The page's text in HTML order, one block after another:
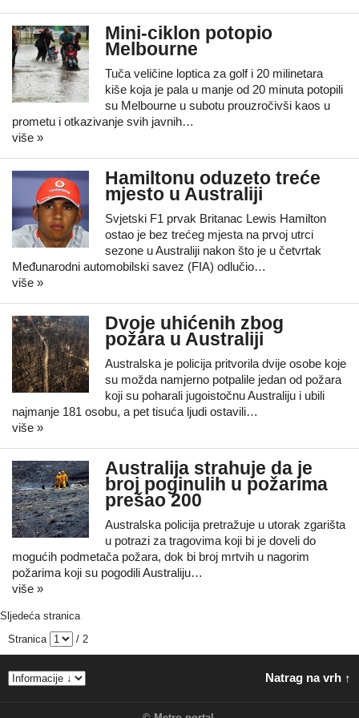
Mini-ciklon potopio
Melbourne
Tuča veličine loptica za golf i 20 milinetara
kiše koja je pala u manje od 20 minuta potopili
su Melbourne u subotu prouzročivši kaos u
prometu i otkazivanje svih javnih…
više »
Hamiltonu oduzeto treće
mjesto u Australiji
Svjetski F1 prvak Britanac Lewis Hamilton
ostao je bez trećeg mjesta na prvoj utrci
sezone u Australiji nakon što je u četvrtak
Međunarodni automobilski savez (FIA) odlučio…
više »
Dvoje uhićenih zbog
požara u Australiji
Australska je policija pritvorila dvije osobe koje
su možda namjerno potpalile jedan od požara
koji su poharali jugoistočnu Australiju i ubili
najmanje 181 osobu, a pet tisuća ljudi ostavili…
više »
Australija strahuje da je
broj poginulih u požarima
prešao 200
Australska policija pretražuje u utorak zgarišta
u potrazi za tragovima koji bi je doveli do
mogućih podmetača požara, dok bi broj mrtvih u nagorim
požarima koji su pogodili Australiju…
više »
Sljedeća stranica
Stranica
/ 2
Natrag na vrh ↑